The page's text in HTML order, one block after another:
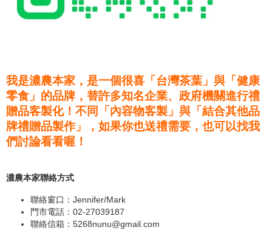
我是濃農本家，是一個很喜「台灣茶葉」與「健康
零食」的品牌，替許多知名企業、政府機關進行禮
贈品客製化！不同「內容物客製」與「結合其他品
牌禮贈品製作」，如果你也送禮需要，也可以找我
們討論看看喔！
濃農本家聯絡方式
聯絡窗口：Jennifer/Mark
門市電話：02-27039187
聯絡信箱： 5268nunu@gmail.com